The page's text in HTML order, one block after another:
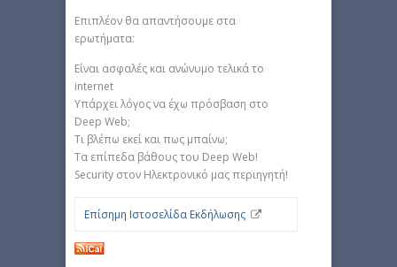
Επιπλέον θα απαντήσουμε στα
ερωτήματα:
Είναι ασφαλές και ανώνυμο τελικά το
internet
Υπάρχει λόγος να έχω πρόσβαση στο
Deep Web;
Τι βλέπω εκεί και πως μπαίνω;
Τα επίπεδα βάθους του Deep Web!
Security στον Ηλεκτρονικό μας περιηγητή!
Επίσημη Ιστοσελίδα Εκδήλωσης